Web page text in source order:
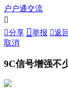
户户通交流

分享 举报 返
取消
9C信号增强不